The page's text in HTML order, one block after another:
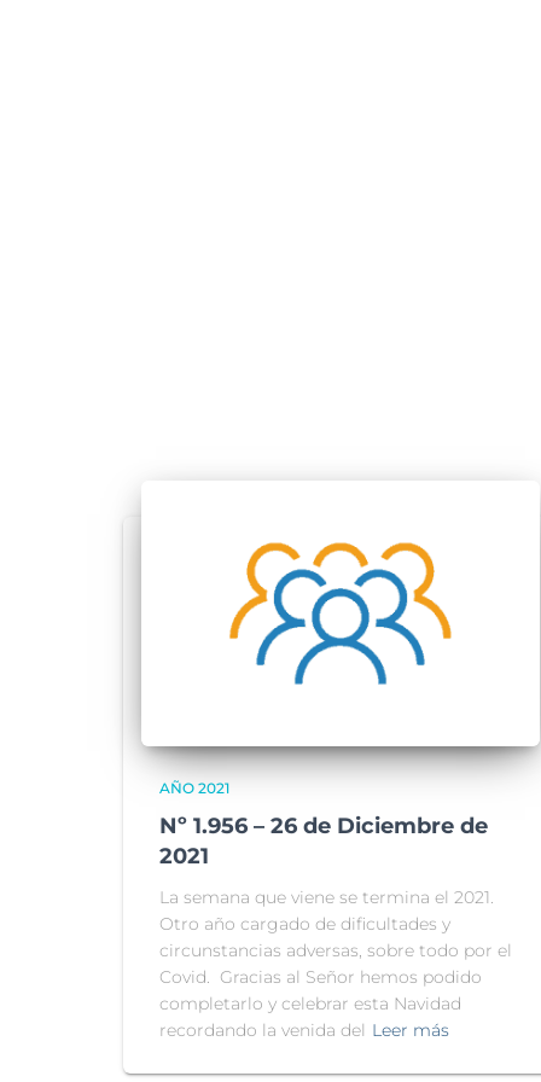
AÑO 2021
Nº 1.956 – 26 de Diciembre de
2021
La semana que viene se termina el 2021.
Otro año cargado de dificultades y
circunstancias adversas, sobre todo por el
Covid. Gracias al Señor hemos podido
completarlo y celebrar esta Navidad
recordando la venida del Leer más